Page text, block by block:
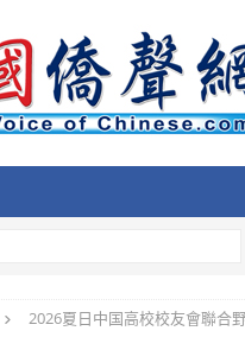
2026夏日中国高校校友會聯合